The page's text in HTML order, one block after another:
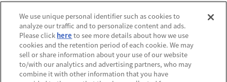
お問い合わせ 個人情報保護方針
利用規約
Do Not Sell or Share My Personal
Information
We use unique personal identifier such as cookies to
analyze our traffic and to personalize content and ads.
Please click here to see more details about how we use
cookies and the retention period of each cookie. We may
sell or share information about your use of our website
to/with our analytics and advertising partners, who may
combine it with other information that you have